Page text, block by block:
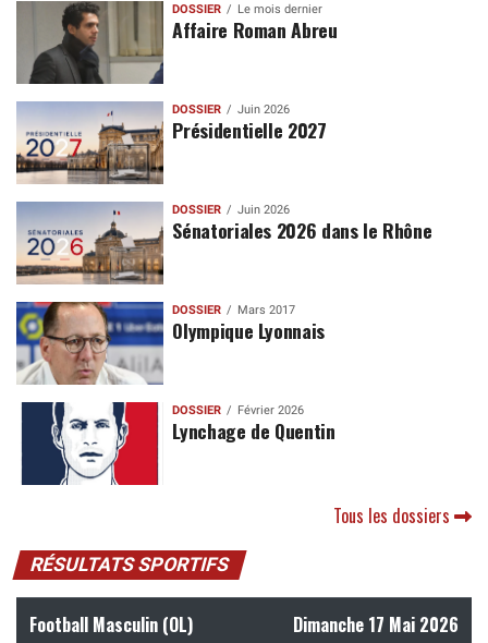
DOSSIER Le mois dernier
Affaire Roman Abreu
DOSSIER Juin 2026
Présidentielle 2027
DOSSIER Juin 2026
Sénatoriales 2026 dans le Rhône
DOSSIER Mars 2017
Olympique Lyonnais
DOSSIER Février 2026
Lynchage de Quentin
Tous les dossiers
RÉSULTATS SPORTIFS
Football Masculin (OL) Dimanche 17 Mai 2026